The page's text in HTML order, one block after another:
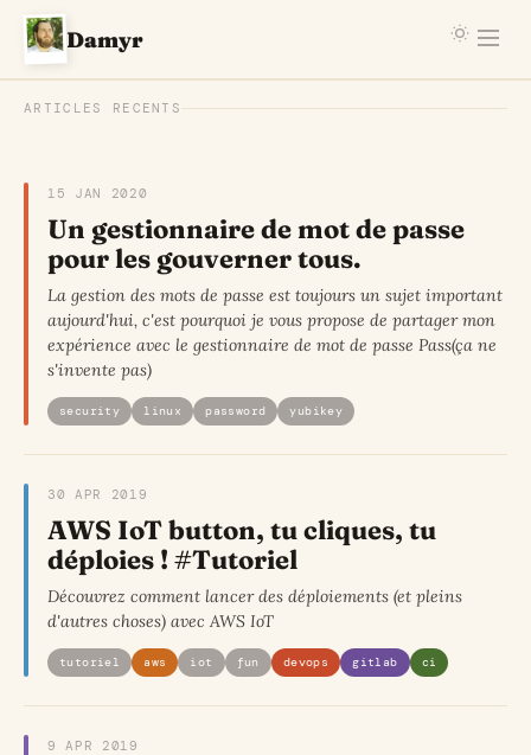
Damyr
ARTICLES RECENTS
15 JAN 2020
Un gestionnaire de mot de passe
pour les gouverner tous.
La gestion des mots de passe est toujours un sujet important
aujourd'hui, c'est pourquoi je vous propose de partager mon
expérience avec le gestionnaire de mot de passe Pass(ça ne
s'invente pas)
security linux password yubikey
30 APR 2019
AWS IoT button, tu cliques, tu
déploies ! #Tutoriel
Découvrez comment lancer des déploiements (et pleins
d'autres choses) avec AWS IoT
tutoriel aws iot fun devops gitlab ci
9 APR 2019